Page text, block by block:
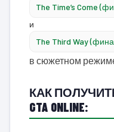
The Time’s Come
и
The Third Way
в сюжетном
КАК ПОЛУЧИТЬ
GTA ONLINE: